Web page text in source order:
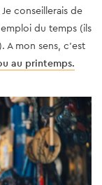
conseillerais de
du temps (ils
A mon sens, c'est
au printemps.